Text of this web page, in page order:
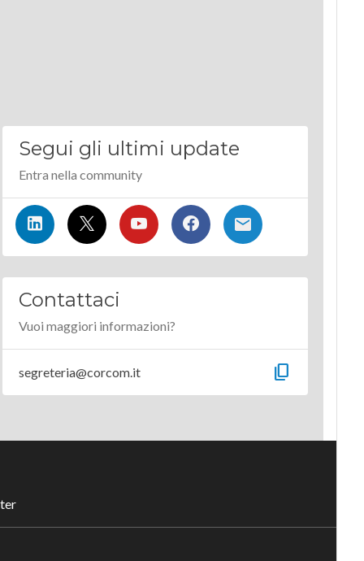
Segui gli ultimi update
Entra nella community
Contattaci
Vuoi maggiori informazioni?
segreteria@corcom.it content_copy